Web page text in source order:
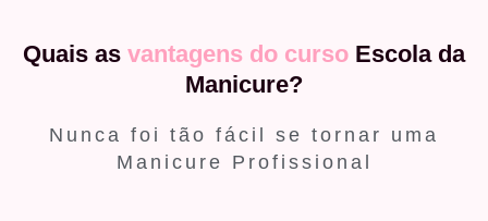
Quais as vantagens do curso Escola da
Manicure?
Nunca foi tão fácil se tornar uma
Manicure Profissional